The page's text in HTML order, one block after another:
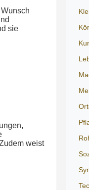
sie
weist